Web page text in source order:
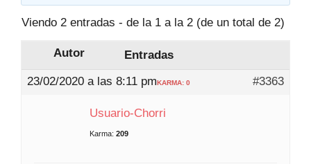
Viendo 2 entradas - de la 1 a la 2 (de un total de 2)
Autor
Entradas
23/02/2020 a las 8:11 pm
#3363
KARMA: 0
Usuario-Chorri
Karma: 209